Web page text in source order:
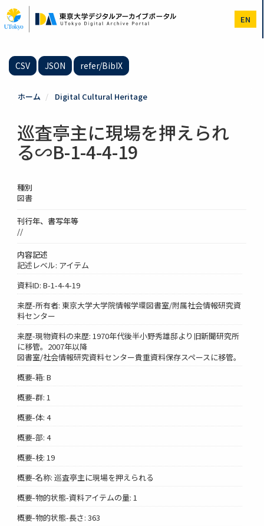
イ
ン
EN
CSV JSON refer/BibIX
ホーム Digital Cultural Heritage
巡査亭主に現場を押えられ
る∽B-1-4-4-19
種別
図書
刊行年、書写年等
//
内容記述
記述レベル: アイテム
資料ID: B-1-4-4-19
来歴-所有者: 東京大学大学院情報学環図書室/附属社会情報研究資
料センター
来歴-現物資料の来歴: 1970年代後半小野秀雄邸より旧新聞研究所
に移管。2007年以降
図書室/社会情報研究資料センター貴重資料保存スペースに移管。
概要-箱: B
概要-群: 1
概要-体: 4
概要-部: 4
概要-枝: 19
概要-名称: 巡査亭主に現場を押えられる
概要-物的状態-資料アイテムの量: 1
概要-物的状態-長さ: 363